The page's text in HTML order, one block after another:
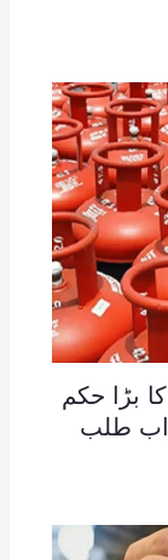
بڑا حکم
طلب